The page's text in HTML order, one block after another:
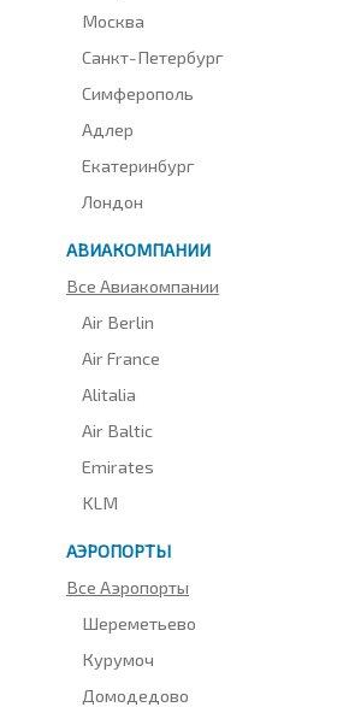
Москва
Санкт-Петербург
Симферополь
Адлер
Екатеринбург
Лондон
АВИАКОМПАНИИ
Все Авиакомпании
Air Berlin
Air France
Alitalia
Air Baltic
Emirates
KLM
АЭРОПОРТЫ
Все Аэропорты
Шереметьево
Курумоч
Домодедово